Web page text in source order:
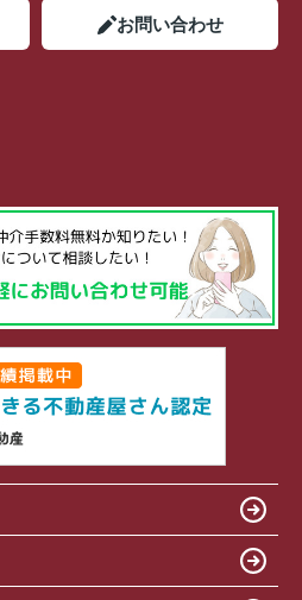
お問い合わせ